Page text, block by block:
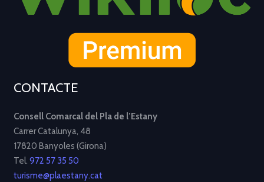
CONTACTE
Consell Comarcal del Pla de l’Estany
Carrer Catalunya, 48
17820 Banyoles (Girona)
Tel. 972 57 35 50
turisme@plaestany.cat